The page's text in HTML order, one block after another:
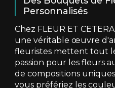
Personnalisés
Chez FLEUR ET
une véritable œuvre
fleuristes mettent tout
passion pour les fleurs
de compositions
vous préfériez les